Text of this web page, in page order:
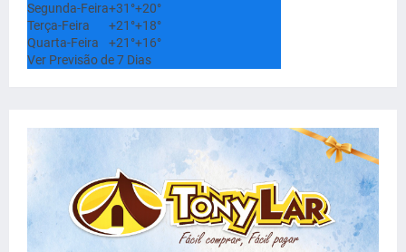
Segunda-Feira+31°+20°
Terça-Feira
+21°+18°
Quarta-Feira
+21°+16°
Ver Previsão de 7 Dias